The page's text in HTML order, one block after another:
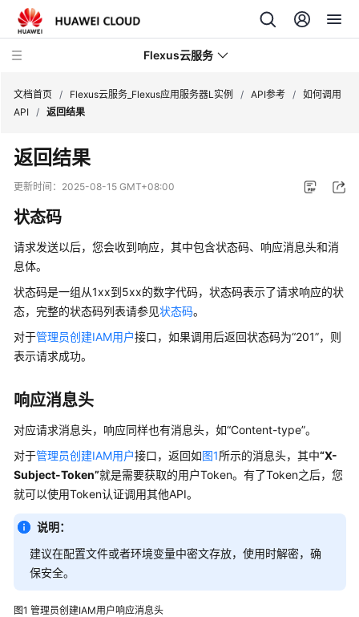
Flexus云服务
最
动
态
产
品
介
绍
快
入
用
户
指
最
佳
实
文档首页 / Flexus云服务_Flexus应用服务器L实例 / API参考 / 如何调用
API / 返回结果
返回结果
更新时间： 2025-08-15 GMT+08:00
状态码
请求发送以后，您会收到响应，其中包含状态码、响应消息头和消
息体。
状态码是一组从1xx到5xx的数字代码，状态码表示了请求响应的状
态，完整的状态码列表请参见状态码。
对于管理员创建IAM用户接口，如果调用后返回状态码为“201”，则
表示请求成功。
响应消息头
对应请求消息头，响应同样也有消息头，如“Content-type”。
对于管理员创建IAM用户接口，返回如图1所示的消息头，其中“X-
Subject-Token”就是需要获取的用户Token。有了Token之后，您
就可以使用Token认证调用其他API。
说明：
建议在配置文件或者环境变量中密文存放，使用时解密，确
保安全。
图1 管理员创建IAM用户响应消息头